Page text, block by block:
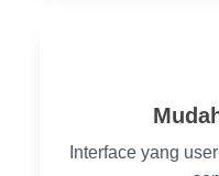
Interface yang